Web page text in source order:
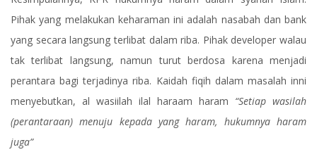
Pihak yang melakukan keharaman ini adalah nasabah dan bank
yang secara langsung terlibat dalam riba. Pihak developer walau
tak terlibat langsung, namun turut berdosa karena menjadi
perantara bagi terjadinya riba. Kaidah fiqih dalam masalah inni
menyebutkan, al wasiilah ilal haraam haram “Setiap wasilah
(perantaraan) menuju kepada yang haram, hukumnya haram
juga”